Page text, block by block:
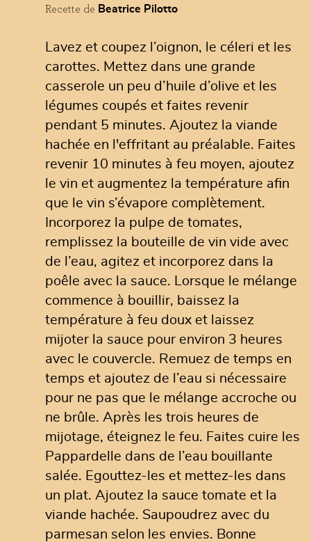
Recette de Beatrice Pilotto
Lavez et coupez l’oignon, le céleri et les
carottes. Mettez dans une grande
casserole un peu d’huile d’olive et les
légumes coupés et faites revenir
pendant 5 minutes. Ajoutez la viande
hachée en l'effritant au préalable. Faites
revenir 10 minutes à feu moyen, ajoutez
le vin et augmentez la température afin
que le vin s’évapore complètement.
Incorporez la pulpe de tomates,
remplissez la bouteille de vin vide avec
de l’eau, agitez et incorporez dans la
poêle avec la sauce. Lorsque le mélange
commence à bouillir, baissez la
température à feu doux et laissez
mijoter la sauce pour environ 3 heures
avec le couvercle. Remuez de temps en
temps et ajoutez de l’eau si nécessaire
pour ne pas que le mélange accroche ou
ne brûle. Après les trois heures de
mijotage, éteignez le feu. Faites cuire les
Pappardelle dans de l’eau bouillante
salée. Egouttez-les et mettez-les dans
un plat. Ajoutez la sauce tomate et la
viande hachée. Saupoudrez avec du
parmesan selon les envies. Bonne